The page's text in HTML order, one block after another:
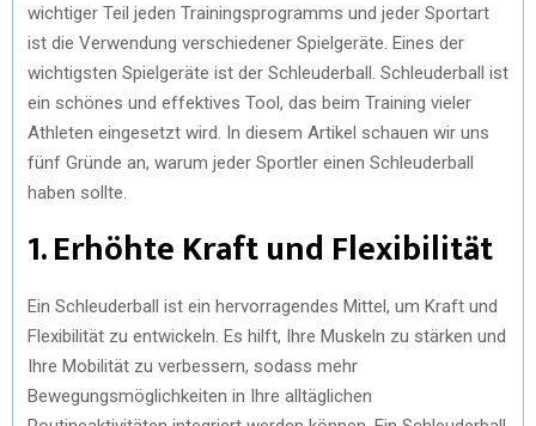
wichtiger Teil jeden Trainingsprogramms und jeder Sportart
ist die Verwendung verschiedener Spielgeräte. Eines der
wichtigsten Spielgeräte ist der Schleuderball. Schleuderball ist
ein schönes und effektives Tool, das beim Training vieler
Athleten eingesetzt wird. In diesem Artikel schauen wir uns
fünf Gründe an, warum jeder Sportler einen Schleuderball
haben sollte.
1. Erhöhte Kraft und Flexibilität
Ein Schleuderball ist ein hervorragendes Mittel, um Kraft und
Flexibilität zu entwickeln. Es hilft, Ihre Muskeln zu stärken und
Ihre Mobilität zu verbessern, sodass mehr
Bewegungsmöglichkeiten in Ihre alltäglichen